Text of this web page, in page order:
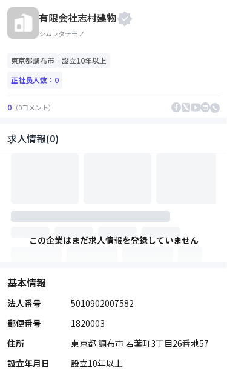
有限会社志村建物
シムラタテモノ
東京都調布市
設立10年以上
正社员人数： 0
0 （0コメント）
求人情報(0)
この企業はまだ求人情報を登録していません
基本情報
法人番号
5010902007582
郵便番号
1820003
住所
東京都 調布市 若葉町3丁目26番地57
設立年月日
設立10年以上